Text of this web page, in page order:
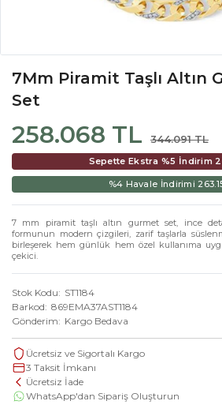
7Mm Piramit Taşlı Altın
Set
258.068 TL 344.091 TL
Sepette Ekstra %5 İndirim
%4 Havale İndirimi
7 mm piramit taşlı altın gurmet set, ince
formunun modern çizgileri, zarif taşlarla
birleşerek hem günlük hem özel kullanıma
çekici.
Stok Kodu
ST1184
Barkod 869EMA37AST1184
Gönderim
Kargo Bedava
Ücretsiz ve Sigortalı Kargo
3 Taksit İmkanı
Ücretsiz İade
WhatsApp'dan Sipariş Oluşturun